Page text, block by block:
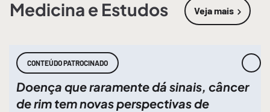
Medicina e Estudos Veja mais
sobre
CONTEÚDO PATROCINADO
Doença que raramente dá sinais, câncer
de rim tem novas perspectivas de